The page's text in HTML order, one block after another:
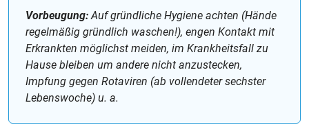
Vorbeugung: Auf gründliche Hygiene achten (Hände
regelmäßig gründlich waschen!), engen Kontakt mit
Erkrankten möglichst meiden, im Krankheitsfall zu
Hause bleiben um andere nicht anzustecken,
Impfung gegen Rotaviren (ab vollendeter sechster
Lebenswoche) u. a.